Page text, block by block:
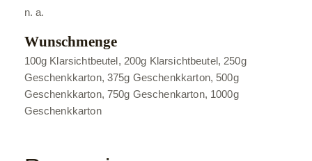
n. a.
Wunschmenge
100g Klarsichtbeutel, 200g Klarsichtbeutel, 250g
Geschenkkarton, 375g Geschenkkarton, 500g
Geschenkkarton, 750g Geschenkarton, 1000g
Geschenkkarton